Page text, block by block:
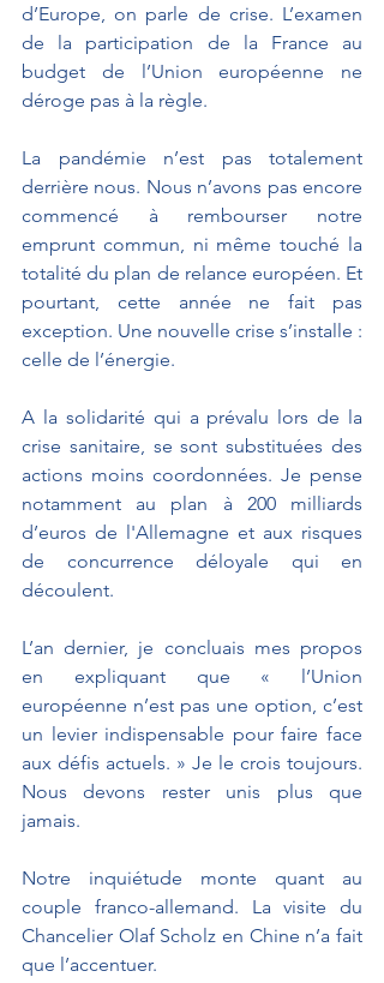
d’Europe, on parle de crise. L’examen
de la participation de la France au
budget de l’Union européenne ne
déroge pas à la règle.
La pandémie n’est pas totalement
derrière nous. Nous n’avons pas encore
commencé à rembourser notre
emprunt commun, ni même touché la
totalité du plan de relance européen. Et
pourtant, cette année ne fait pas
exception. Une nouvelle crise s’installe :
celle de l’énergie.
A la solidarité qui a prévalu lors de la
crise sanitaire, se sont substituées des
actions moins coordonnées. Je pense
notamment au plan à 200 milliards
d’euros de l'Allemagne et aux risques
de concurrence déloyale qui en
découlent.
L’an dernier, je concluais mes propos
en expliquant que « l’Union
européenne n’est pas une option, c’est
un levier indispensable pour faire face
aux défis actuels. » Je le crois toujours.
Nous devons rester unis plus que
jamais.
Notre inquiétude monte quant au
couple franco-allemand. La visite du
Chancelier Olaf Scholz en Chine n’a fait
que l’accentuer.